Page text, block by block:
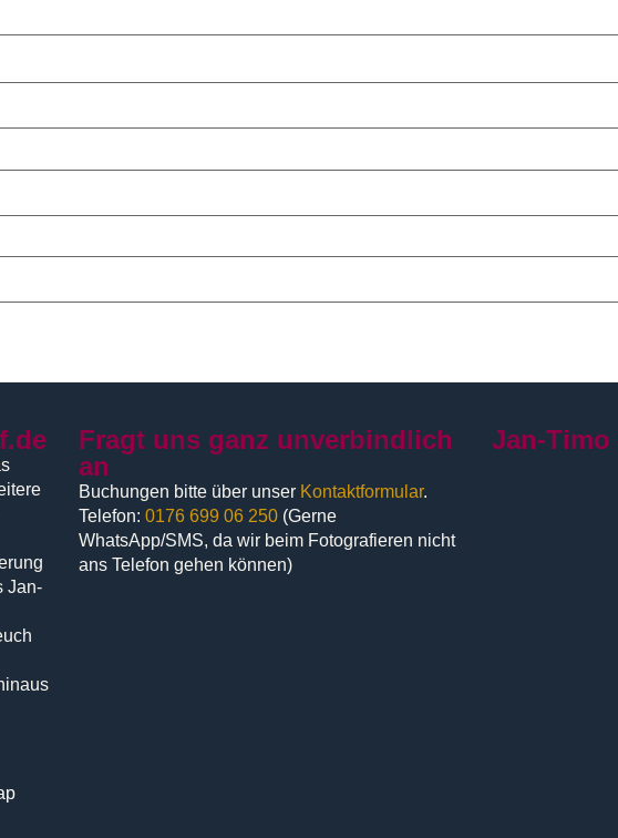
Jan-
Fragt uns ganz unverbindlich
an
Buchungen bitte über unser Kontaktformular.
Telefon: 0176 699 06 250(Gerne
WhatsApp/SMS, da wir beim Fotografieren nicht
ans Telefon gehen können)
Jan-Timo